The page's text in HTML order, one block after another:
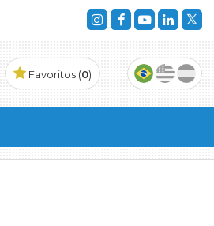
Favoritos (0)